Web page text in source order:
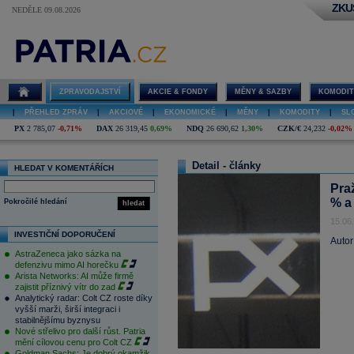
NEDĚLE 09.08.2026
ZPRAVODAJSTVÍ AKCIE & FONDY MĚNY & SAZBY
PŘEHLED ZPRÁV AKCIOVÉ EKONOMICKÉ MĚNY KOMODITY
PX 2 785,07 -0,71% DAX 26 319,45 0,69% NDQ 26 690,62 1,30% CZK/€ 24,232 -0,02%
HLEDAT V KOMENTÁŘÍCH
hledat
Pokročilé hledání
INVESTIČNÍ DOPORUČENÍ
AstraZeneca jako sázka na
defenzivu mimo AI horečku
Arista Networks: AI může firmě
zajistit příznivý vítr do zad
Analytický radar: Colt CZ roste díky
vyšší marži, širší integraci i
stabilnějšímu byznysu
Nové střelivo pro další růst. Patria
mění cílovou cenu pro Colt CZ
Detail - články
%